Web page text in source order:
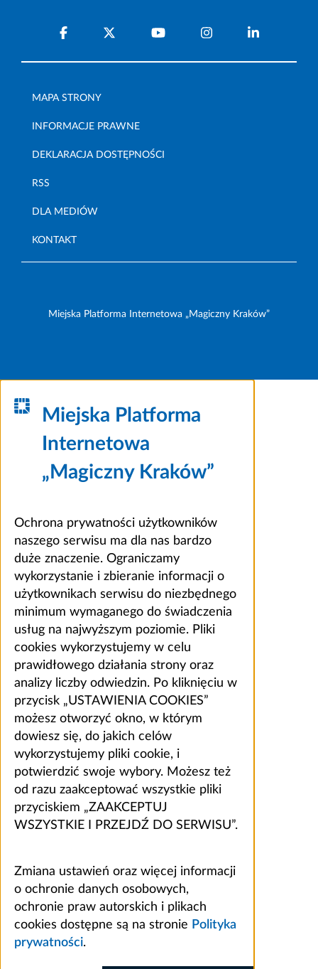
MAPA STRONY
INFORMACJE PRAWNE
DEKLARACJA DOSTĘPNOŚCI
RSS
DLA MEDIÓW
KONTAKT
Miejska Platforma Internetowa „Magiczny Kraków”
Miejska Platforma
Internetowa
„Magiczny Kraków”
Ochrona prywatności użytkowników
naszego serwisu ma dla nas bardzo
duże znaczenie. Ograniczamy
wykorzystanie i zbieranie informacji o
użytkownikach serwisu do niezbędnego
minimum wymaganego do świadczenia
usług na najwyższym poziomie. Pliki
cookies wykorzystujemy w celu
prawidłowego działania strony oraz
analizy liczby odwiedzin. Po kliknięciu w
przycisk „USTAWIENIA COOKIES”
możesz otworzyć okno, w którym
dowiesz się, do jakich celów
wykorzystujemy pliki cookie, i
potwierdzić swoje wybory. Możesz też
od razu zaakceptować wszystkie pliki
przyciskiem „ZAAKCEPTUJ
WSZYSTKIE I PRZEJDŹ DO SERWISU”.
Zmiana ustawień oraz więcej informacji
o ochronie danych osobowych,
ochronie praw autorskich i plikach
cookies dostępne są na stronie Polityka
prywatności.